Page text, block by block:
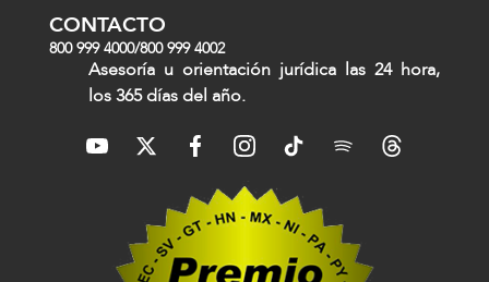
CONTACTO
800 999 4000/800 999 4002
Asesoría u orientación jurídica las 24 hora,
los 365 días del año.